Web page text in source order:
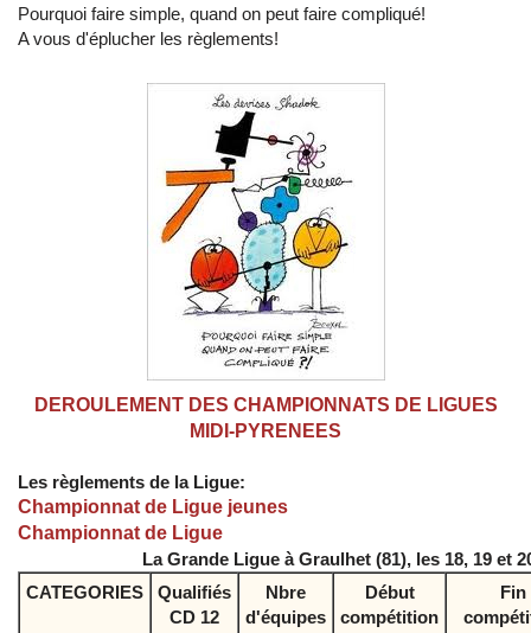
Pourquoi faire simple, quand on peut faire compliqué!
A vous d'éplucher les règlements!
DEROULEMENT DES CHAMPIONNATS DE LIGUES
MIDI-PYRENEES
Les règlements de la Ligue:
Championnat de Ligue jeunes
Championnat de Ligue
La Grande Ligue à Graulhet (81), les 18, 19 et
CATEGORIES
Qualifiés
CD 12
Nbre
d'équipes
Début
compétition
Fin